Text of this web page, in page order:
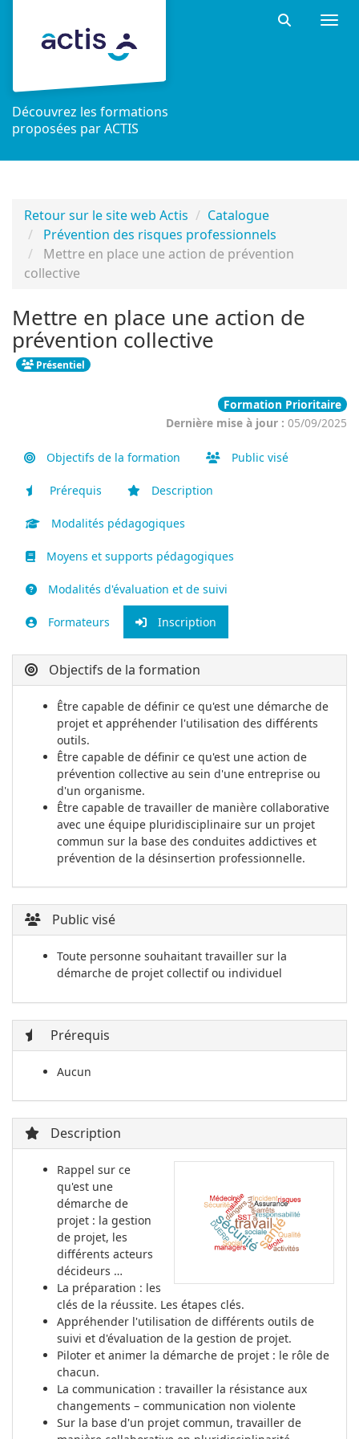
Découvrez les formations
proposées par ACTIS
Retour sur le site web Actis
Catalogue
Prévention des risques professionnels
Mettre en place une action de prévention
collective
Mettre en place une action de
prévention collective
Présentiel
Formation Prioritaire
Dernière mise à jour : 05/09/2025
Objectifs de la formation Public visé
Prérequis Description
Modalités pédagogiques
Moyens et supports pédagogiques
Modalités d'évaluation et de suivi
Formateurs Inscription
Objectifs de la formation
Être capable de définir ce qu'est une démarche de
projet et appréhender l'utilisation des différents
outils.
Être capable de définir ce qu'est une action de
prévention collective au sein d'une entreprise ou
d'un organisme.
Être capable de travailler de manière collaborative
avec une équipe pluridisciplinaire sur un projet
commun sur la base des conduites addictives et
prévention de la désinsertion professionnelle.
Public visé
Toute personne souhaitant travailler sur la
démarche de projet collectif ou individuel
Prérequis
Aucun
Description
Rappel sur ce
qu'est une
démarche de
projet : la gestion
de projet, les
différents acteurs
décideurs …
La préparation : les
clés de la réussite. Les étapes clés.
Appréhender l'utilisation de différents outils de
suivi et d'évaluation de la gestion de projet.
Piloter et animer la démarche de projet : le rôle de
chacun.
La communication : travailler la résistance aux
changements – communication non violente
Sur la base d'un projet commun, travailler de